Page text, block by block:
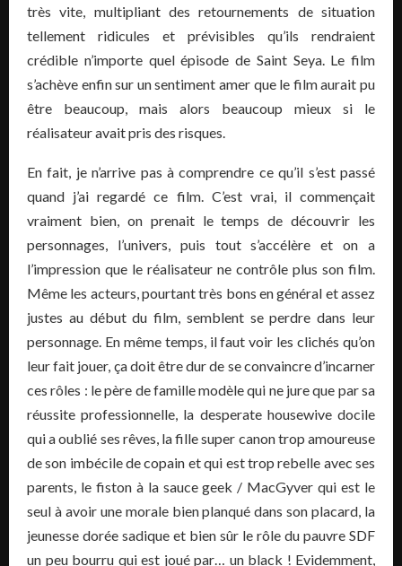
très vite, multipliant des retournements de situation
tellement ridicules et prévisibles qu’ils rendraient
crédible n’importe quel épisode de Saint Seya. Le film
s’achève enfin sur un sentiment amer que le film aurait pu
être beaucoup, mais alors beaucoup mieux si le
réalisateur avait pris des risques.
En fait, je n’arrive pas à comprendre ce qu’il s’est passé
quand j’ai regardé ce film. C’est vrai, il commençait
vraiment bien, on prenait le temps de découvrir les
personnages, l’univers, puis tout s’accélère et on a
l’impression que le réalisateur ne contrôle plus son film.
Même les acteurs, pourtant très bons en général et assez
justes au début du film, semblent se perdre dans leur
personnage. En même temps, il faut voir les clichés qu’on
leur fait jouer, ça doit être dur de se convaincre d’incarner
ces rôles : le père de famille modèle qui ne jure que par sa
réussite professionnelle, la desperate housewive docile
qui a oublié ses rêves, la fille super canon trop amoureuse
de son imbécile de copain et qui est trop rebelle avec ses
parents, le fiston à la sauce geek / MacGyver qui est le
seul à avoir une morale bien planqué dans son placard, la
jeunesse dorée sadique et bien sûr le rôle du pauvre SDF
un peu bourru qui est joué par… un black ! Evidemment,